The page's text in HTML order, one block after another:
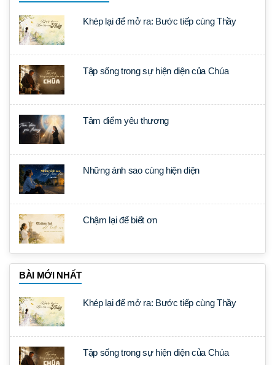
Khép lại để mở ra: Bước tiếp cùng Thầy
Tập sống trong sự hiện diện của Chúa
Tâm điểm yêu thương
Những ánh sao cùng hiện diện
Chậm lại để biết ơn
BÀI MỚI NHẤT
Khép lại để mở ra: Bước tiếp cùng Thầy
Tập sống trong sự hiện diện của Chúa